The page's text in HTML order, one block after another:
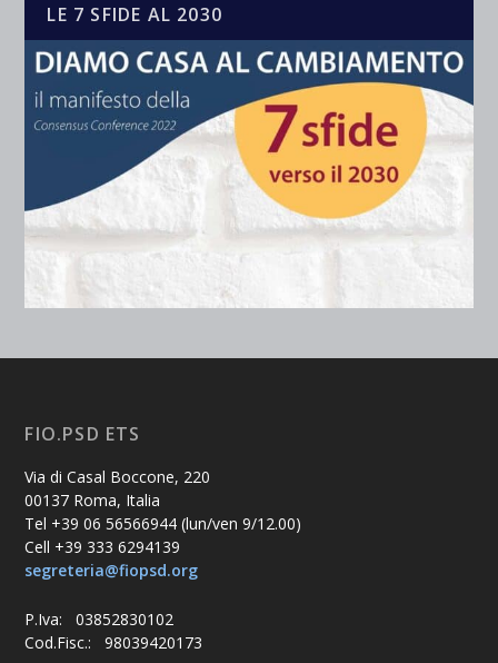
LE 7 SFIDE AL 2030
FIO.PSD ETS
Via di Casal Boccone, 220
00137 Roma, Italia
Tel +39 06 56566944 (lun/ven 9/12.00)
Cell +39 333 6294139
segreteria@fiopsd.org
P.Iva: 03852830102
Cod.Fisc.: 98039420173